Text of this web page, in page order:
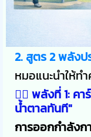
2. สูตร 2 พลังป
หมอแนะนำให้ท
🏃‍♂️ พลังที่ 1: ค
น้ำตาลทันที"
การออกกำลังก